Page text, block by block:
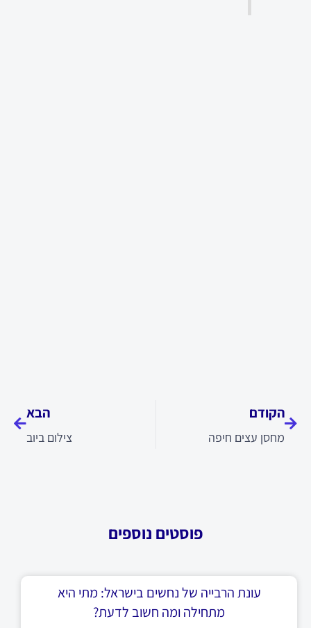
הקודם
מחסן עצים חיפה
הבא
צילום ביוב
פוסטים נוספים
עונת הרבייה של נחשים בישראל: מתי היא
מתחילה ומה חשוב לדעת?